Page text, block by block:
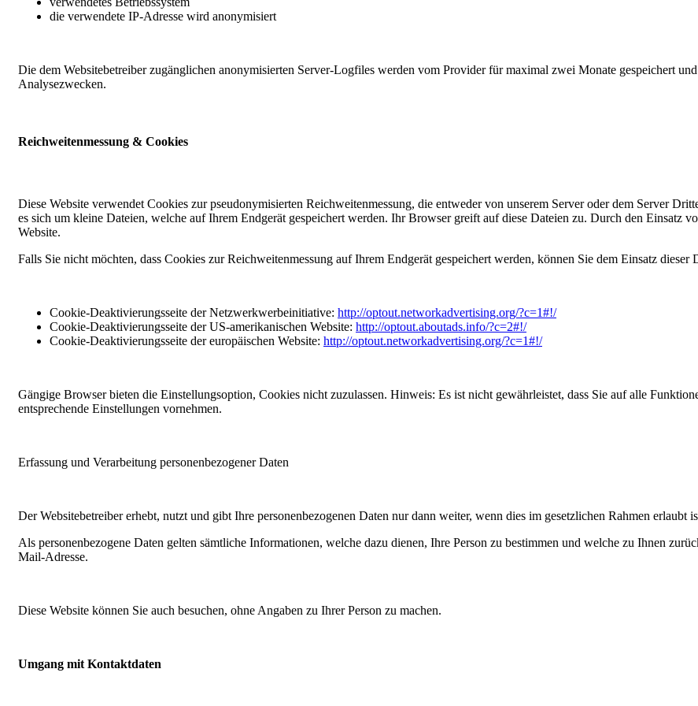
die verwendete IP-Adresse wird anonymisiert
Die dem Websitebetreiber zugänglichen anonymisierten Server-Logfiles werden vom Provider für maximal zwei Monate gespeichert
Analysezwecken.
Reichweitenmessung & Cookies
Diese Website verwendet Cookies zur pseudonymisierten Reichweitenmessung, die entweder von unserem Server oder dem Server
es sich um kleine Dateien, welche auf Ihrem Endgerät gespeichert werden. Ihr Browser greift auf diese Dateien zu. Durch den Einsatz
Website.
Falls Sie nicht möchten, dass Cookies zur Reichweitenmessung auf Ihrem Endgerät gespeichert werden, können Sie dem Einsatz dieser
Cookie-Deaktivierungsseite der Netzwerkwerbeinitiative: http://optout.networkadvertising.org/?c=1#!/
Cookie-Deaktivierungsseite der US-amerikanischen Website: http://optout.aboutads.info/?c=2#!/
Cookie-Deaktivierungsseite der europäischen Website: http://optout.networkadvertising.org/?c=1#!/
Gängige Browser bieten die Einstellungsoption, Cookies nicht zuzulassen. Hinweis: Es ist nicht gewährleistet, dass Sie auf alle
entsprechende Einstellungen vornehmen.
Erfassung und Verarbeitung personenbezogener Daten
Der Websitebetreiber erhebt, nutzt und gibt Ihre personenbezogenen Daten nur dann weiter, wenn dies im gesetzlichen Rahmen erlaubt
Als personenbezogene Daten gelten sämtliche Informationen, welche dazu dienen, Ihre Person zu bestimmen und welche zu Ihnen
Mail-Adresse.
Diese Website können Sie auch besuchen, ohne Angaben zu Ihrer Person zu machen.
Umgang mit Kontaktdaten